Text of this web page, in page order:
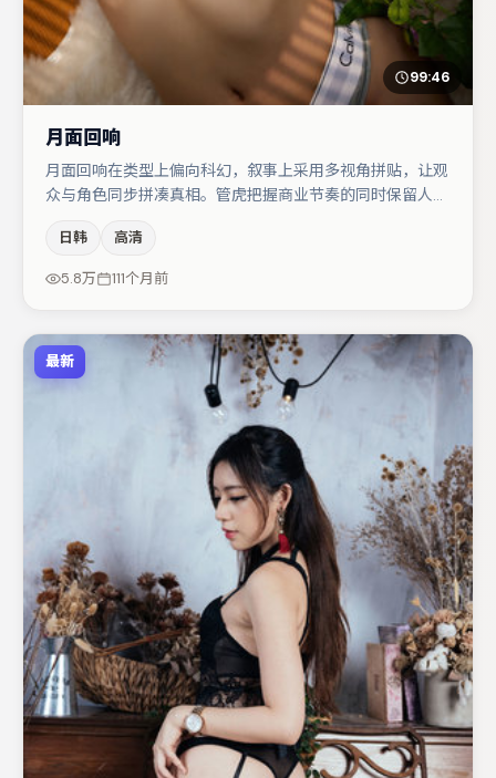
99:46
月面回响
月面回响在类型上偏向科幻，叙事上采用多视角拼贴，让观
众与角色同步拼凑真相。管虎把握商业节奏的同时保留人物
菅田将晖、杨幂等，角色动机前后呼应，适合喜欢抠台词与
伏笔的观众。节奏紧凑、反转有度，值得列入片单。
日韩 高清
5.8万 111个月前
最新